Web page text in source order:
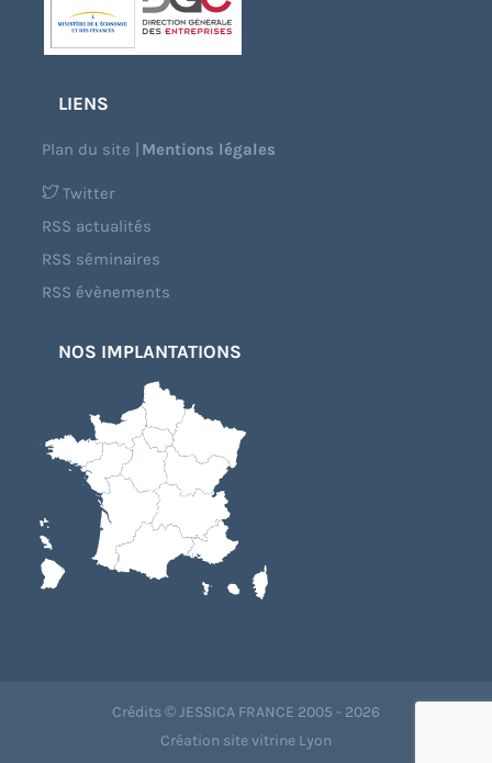
LIENS
Plan du site |Mentions légales
Twitter
RSS actualités
RSS séminaires
RSS évènements
NOS IMPLANTATIONS
Crédits © JESSICA FRANCE 2005 - 2026
Création site vitrine Lyon